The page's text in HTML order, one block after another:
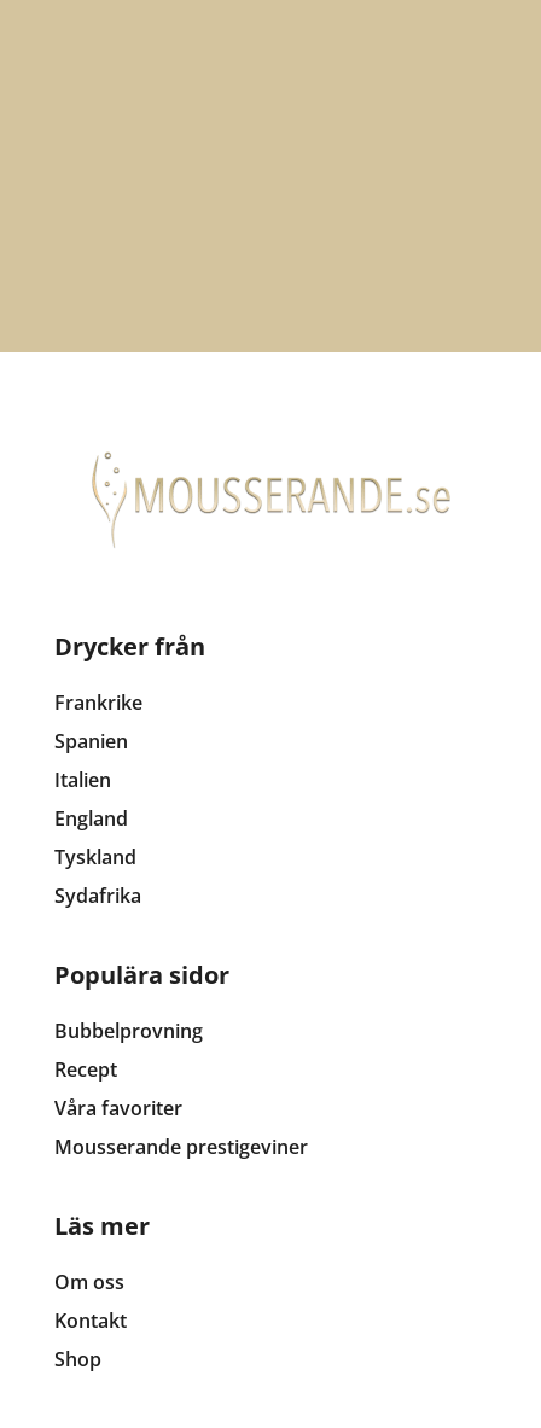
Drycker från
Frankrike
Spanien
Italien
England
Tyskland
Sydafrika
Populära sidor
Bubbelprovning
Recept
Våra favoriter
Mousserande prestigeviner
Läs mer
Om oss
Kontakt
Shop